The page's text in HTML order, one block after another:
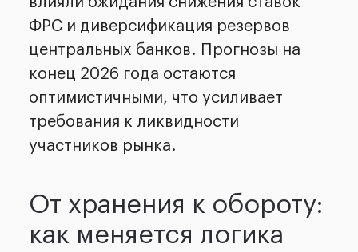
ФРС и диверсификация резервов
центральных банков. Прогнозы на
конец 2026 года остаются
оптимистичными, что усиливает
требования к ликвидности
участников рынка.
От хранения к обороту:
как меняется логика